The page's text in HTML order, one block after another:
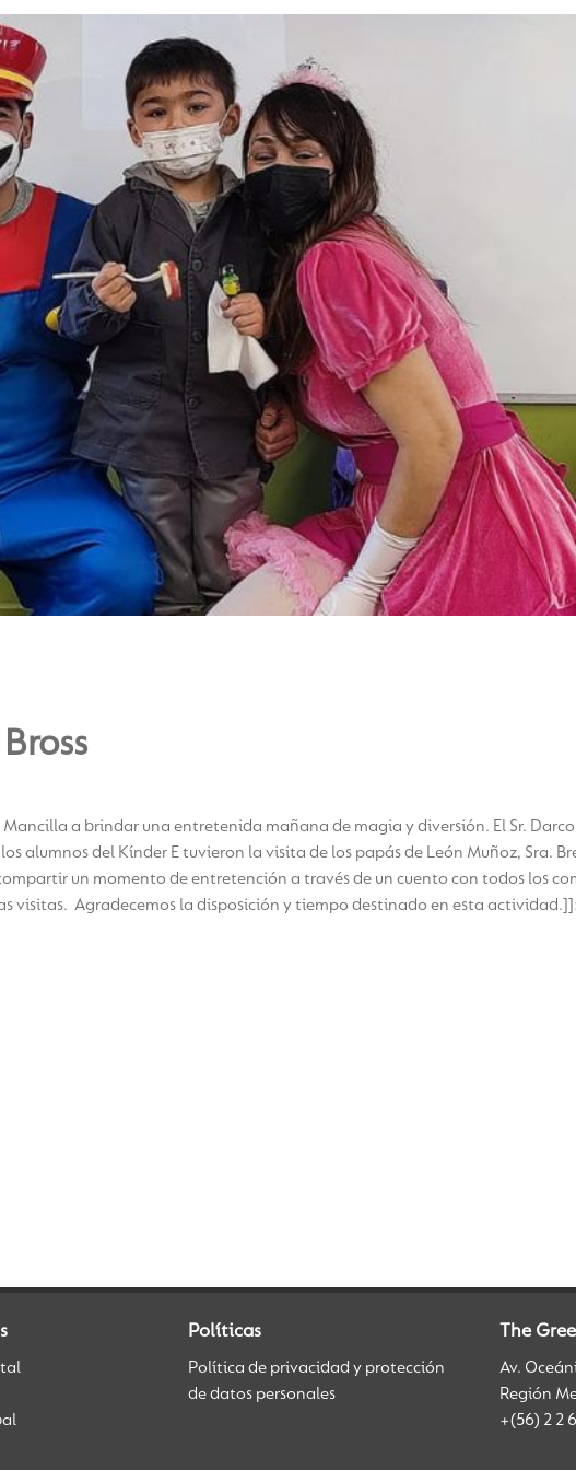
a brindar una entretenida mañana de magia y diversión. El Sr.
alumnos del Kínder E tuvieron la visita de los papás de León Muñoz, Sra.
un momento de entretención a través de un cuento con todos los
visitas. Agradecemos la disposición y tiempo destinado en esta
Políticas
Política de privacidad y protección
de datos personales
The
Av.
Región
+(56) 2 2